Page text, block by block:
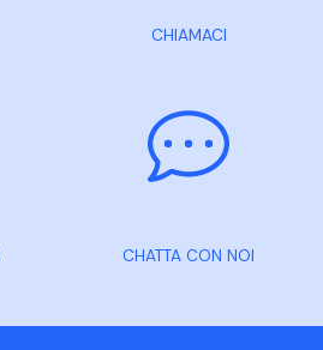
CHIAMACI
CHATTA CON NOI